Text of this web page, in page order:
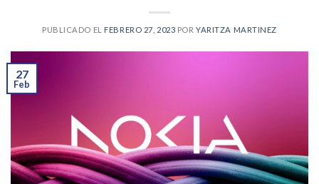
PUBLICADO EL FEBRERO 27, 2023 PORYARITZA MARTINEZ
27
Feb